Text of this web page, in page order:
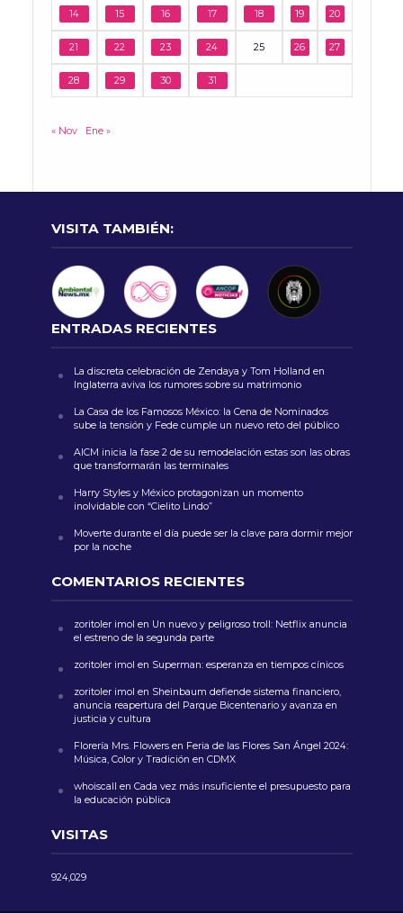
14 15 16 17 18 19 20
21 22 23 24 25 26 27
28 29 30 31
« Nov Ene »
VISITA TAMBIÉN:
ENTRADAS RECIENTES
La discreta celebración de Zendaya y Tom Holland en
Inglaterra aviva los rumores sobre su matrimonio
La Casa de los Famosos México: la Cena de Nominados
sube la tensión y Fede cumple un nuevo reto del público
AICM inicia la fase 2 de su remodelación estas son las obras
que transformarán las terminales
Harry Styles y México protagonizan un momento
inolvidable con “Cielito Lindo”
Moverte durante el día puede ser la clave para dormir mejor
por la noche
COMENTARIOS RECIENTES
zoritoler imol en Un nuevo y peligroso troll: Netflix anuncia
el estreno de la segunda parte
zoritoler imol en Superman: esperanza en tiempos cínicos
zoritoler imol en Sheinbaum defiende sistema financiero,
anuncia reapertura del Parque Bicentenario y avanza en
justicia y cultura
Florería Mrs. Flowersen Feria de las Flores San Ángel 2024:
Música, Color y Tradición en CDMX
whoiscall en Cada vez más insuficiente el presupuesto para
la educación pública
VISITAS
924,029